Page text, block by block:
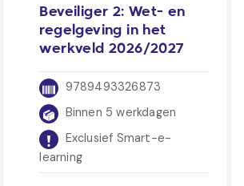
Beveiliger 2: Wet- en
regelgeving in het
werkveld 2026/2027
9789493326873
Binnen 5 werkdagen
Exclusief Smart-e-
learning